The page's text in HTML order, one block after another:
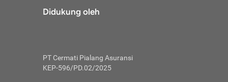
tidak
skor
Didukung oleh
PT Cermati Pialang Asuransi
KEP-596/PD.02/2025